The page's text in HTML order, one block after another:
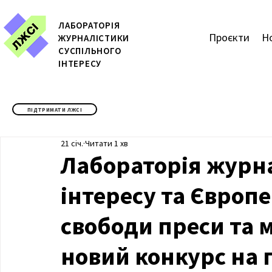
ЛАБОРАТОРІЯ
ЖУРНАЛІСТИКИ
СУСПІЛЬНОГО
ІНТЕРЕСУ
ПІДТРИМАТИ ЛЖСІ
Проєкти
Лабораторія
інтересу та
свободи преси та
новий конкурс на
21 січ. Читати 1 хв